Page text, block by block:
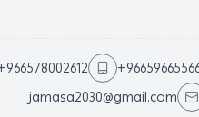
jamasa2030@gmail.com